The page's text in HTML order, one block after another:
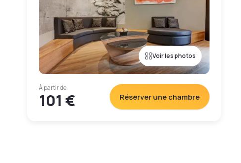
Voir les photos
À partir de
101 € Réserver une chambre